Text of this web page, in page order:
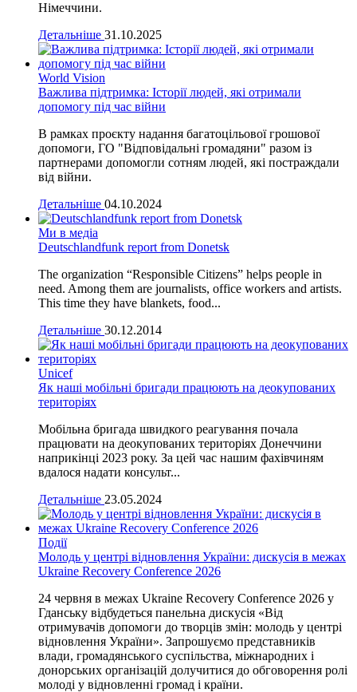
Німеччини.
Детальніше 31.10.2025
World Vision
Важлива підтримка: Історії людей, які отримали
допомогу під час війни
В рамках проєкту надання багатоцільової грошової
допомоги, ГО "Відповідальні громадяни" разом із
партнерами допомогли сотням людей, які постраждали
від війни.
Детальніше 04.10.2024
Ми в медіа
Deutschlandfunk report from Donetsk
The organization “Responsible Citizens” helps people in
need. Among them are journalists, office workers and artists.
This time they have blankets, food...
Детальніше 30.12.2014
Unicef
Як наші мобільні бригади працюють на деокупованих
територіях
Мобільна бригада швидкого реагування почала
працювати на деокупованих територіях Донеччини
наприкінці 2023 року. За цей час нашим фахівчиням
вдалося надати консульт...
Детальніше 23.05.2024
Події
Молодь у центрі відновлення України: дискусія в межах
Ukraine Recovery Conference 2026
24 червня в межах Ukraine Recovery Conference 2026 у
Гданську відбудеться панельна дискусія «Від
отримувачів допомоги до творців змін: молодь у центрі
відновлення України». Запрошуємо представників
влади, громадянського суспільства, міжнародних і
донорських організацій долучитися до обговорення ролі
молоді у відновленні громад і країни.